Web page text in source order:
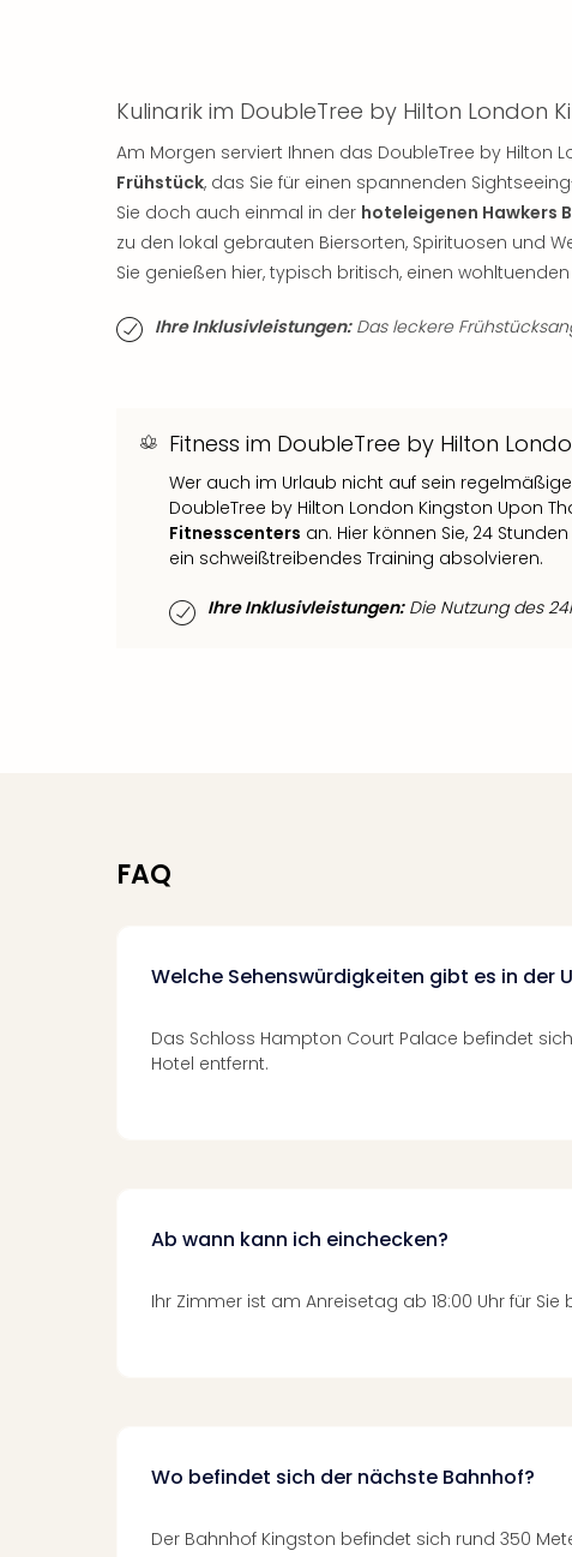
Kulinarik im DoubleTree by Hilton London
Am Morgen serviert Ihnen das DoubleTree by Hilton
Frühstück, das Sie für einen spannenden
Sie doch auch einmal in der hoteleigenen Hawkers
zu den lokal gebrauten Biersorten, Spirituosen und
Sie genießen hier, typisch britisch, einen
Ihre Inklusivleistungen:Das leckere
Fitness im DoubleTree by Hilton
Wer auch im Urlaub nicht auf sein
DoubleTree by Hilton London Kingston Upon
Fitnesscenters an. Hier können Sie, 24
ein schweißtreibendes Training absolvieren.
Ihre Inklusivleistungen:Die Nutzung des
FAQ
Welche Sehenswürdigkeiten gibt es in der
Das Schloss Hampton Court Palace befindet
Hotel entfernt.
Ab wann kann ich einchecken?
Ihr Zimmer ist am Anreisetag ab 18:00 Uhr für Sie
Wo befindet sich der nächste Bahnhof?
Der Bahnhof Kingston befindet sich rund 350